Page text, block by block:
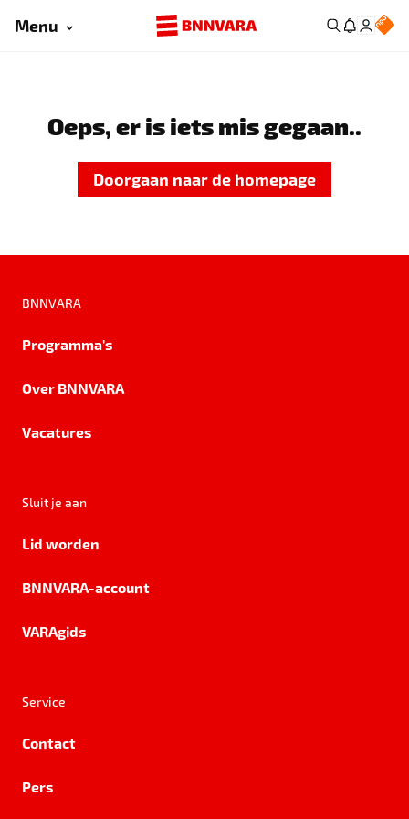
Menu
Oeps, er is iets mis gegaan..
Doorgaan naar de homepage
BNNVARA
Programma's
Over BNNVARA
Vacatures
Sluit je aan
Lid worden
BNNVARA-account
VARAgids
Service
Contact
Pers